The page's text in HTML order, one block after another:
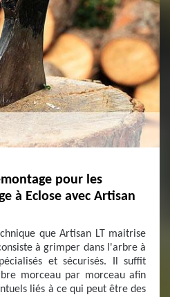
pour les
à Eclose avec Artisan
que Artisan LT maitrise
à grimper dans l'arbre à
et sécurisés. Il suffit
morceau par morceau afin
liés à ce qui peut être des